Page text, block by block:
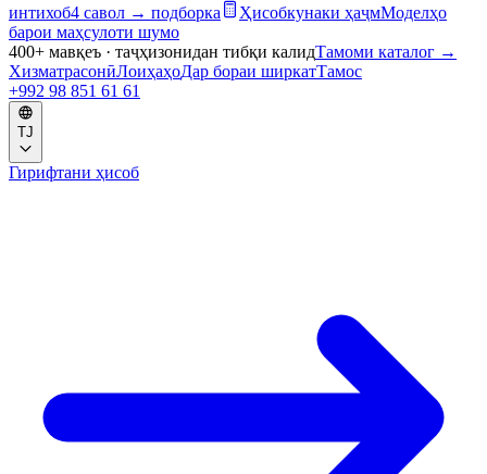
интихоб4 савол → подборка Ҳисобкунаки ҳаҷмМоделҳо
барои маҳсулоти шумо
400+ мавқеъ · таҷҳизонидан тибқи калидТамоми каталог →
ХизматрасонӣЛоиҳаҳоДар бораи ширкатТамос
+992 98 851 61 61
TJ
Гирифтани ҳисоб